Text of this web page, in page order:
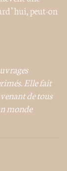
peut-on
Elle fait
de tous
monde